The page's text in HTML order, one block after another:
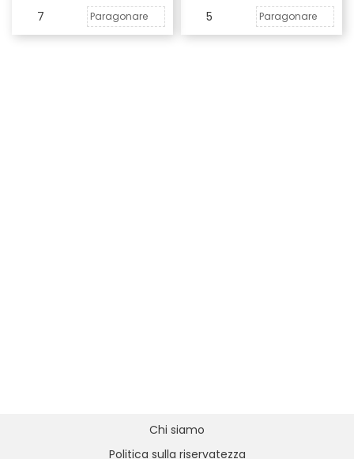
7 Paragonare 5 Paragonare
Chi siamo
Politica sulla riservatezza